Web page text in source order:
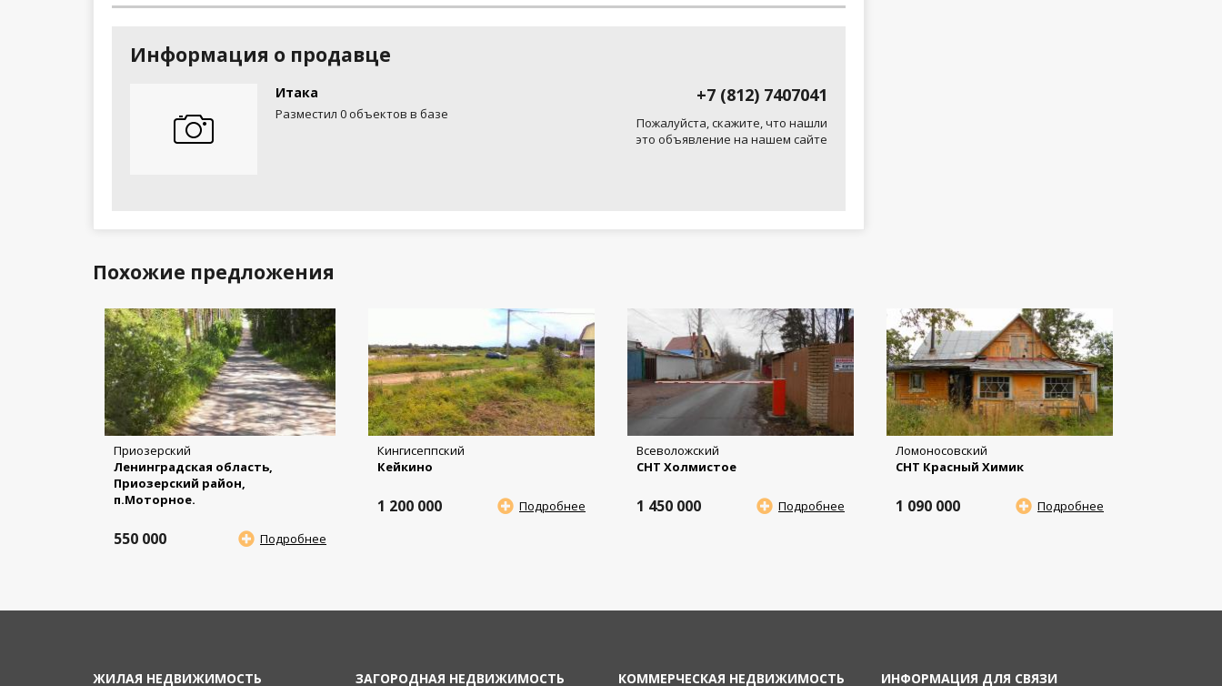
Информация о продавце
+7 (812) 7407041
Пожалуйста, скажите, что нашли
это объявление на нашем сайте
Итака
Разместил 0 объектов в базе
Похожие предложения
Приозерский
Ленинградская область,
Приозерский район,
п.Моторное.
Подробнее
550 000
Кингисеппский
Кейкино
Подробнее
1 200 000
Всеволожский
СНТ Холмистое
Подробнее
1 450 000
Ломоносовский
СНТ Красный Химик
Подробнее
1 090 000
ЖИЛАЯ НЕДВИЖИМОСТЬ ЗАГОРОДНАЯ НЕДВИЖИМОСТЬ КОММЕРЧЕСКАЯ НЕДВИЖИМОСТЬ ИНФОРМАЦИЯ ДЛЯ СВЯЗИ